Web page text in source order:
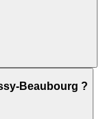
Beaubourg ?